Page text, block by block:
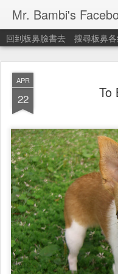
Mr. Bambi's
回到板鼻臉書去 搜尋板鼻
APR
22 To